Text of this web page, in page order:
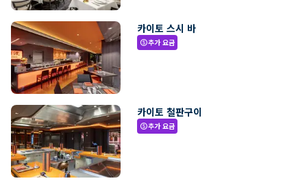
카이토 스시 바
paid추가 요금
카이토 철판구이
paid추가 요금